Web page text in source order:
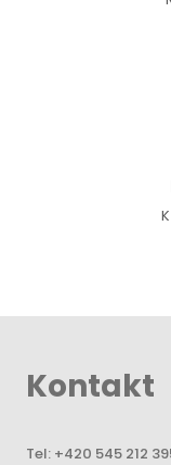
Kontakt
Tel: +420 545 212